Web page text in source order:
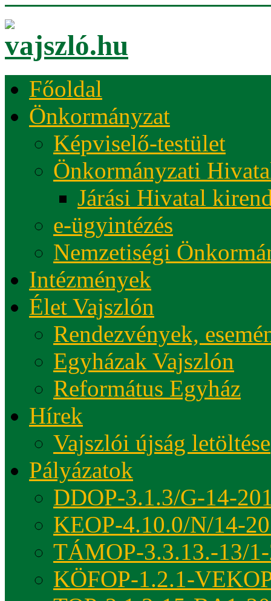
Főoldal
Önkormányzat
Képviselő-testület
Önkormányzati
Járási Hivatal
e-ügyintézés
Nemzetiségi
Intézmények
Élet Vajszlón
Rendezvények,
Egyházak Vajszlón
Református Egyház
Hírek
Vajszlói újság letöltése
Pályázatok
DDOP-3.1.3/G-14-
KEOP-4.10.0/N/14-
TÁMOP-3.3.13.-13/
KÖFOP-1.2.1-